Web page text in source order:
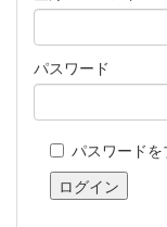
パスワード
パスワード